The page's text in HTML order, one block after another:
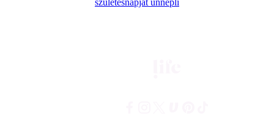
születésnapját ünnepli